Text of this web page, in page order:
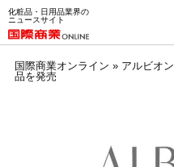
化粧品・日用品業界の
ニュースサイト
国際商業オンライン » アルビオン
品を発売